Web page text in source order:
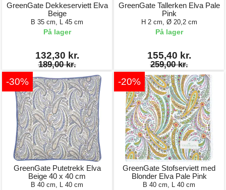
GreenGate Dekkeserviett Elva
Beige
B 35 cm, L 45 cm
På lager
132,30 kr.
189,00 kr.
GreenGate Tallerken Elva Pale
Pink
H 2 cm, Ø 20,2 cm
På lager
155,40 kr.
259,00 kr.
-30%
GreenGate Putetrekk Elva
Beige 40 x 40 cm
B 40 cm, L 40 cm
-20%
GreenGate Stofserviett med
Blonder Elva Pale Pink
B 40 cm, L 40 cm